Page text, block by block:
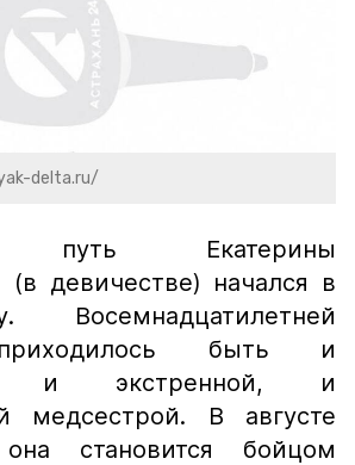
delta.ru/
путь Екатерины
(в девичестве) начался в
Восемнадцатилетней
быть и
и экстренной, и
медсестрой. В августе
становится бойцом